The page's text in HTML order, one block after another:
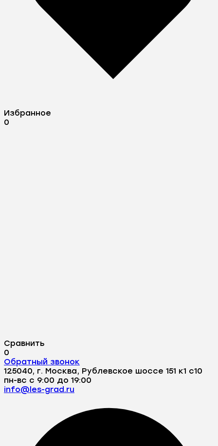
Избранное
0
Сравнить
0
Обратный звонок
125040, г. Москва, Рублевское шоссе 151 к1 с10
пн-вс с 9:00 до 19:00
info@les-grad.ru